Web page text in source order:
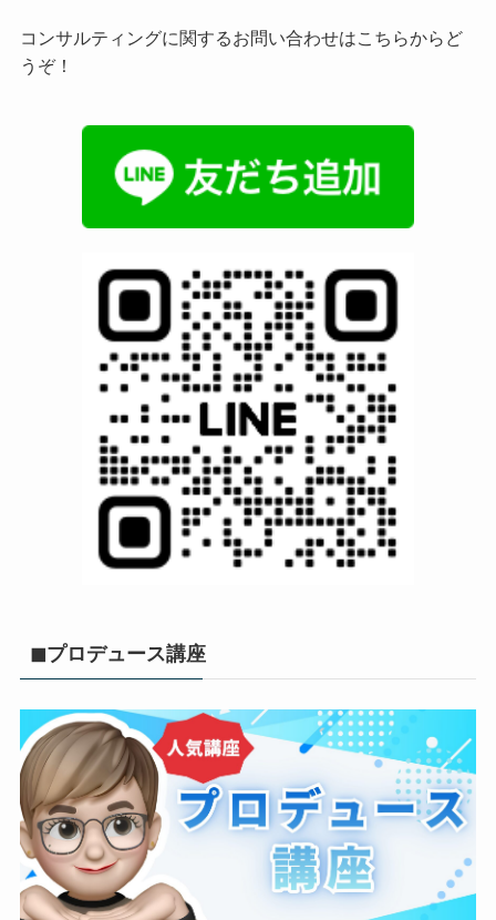
コンサルティングに関するお問い合わせはこちらからど
うぞ！
◼︎プロデュース講座